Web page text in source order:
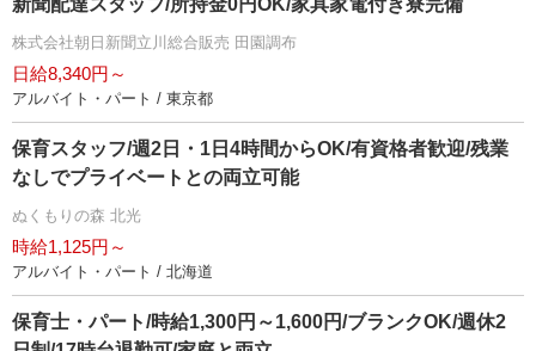
新聞配達スタッフ/所持金0円OK/家具家電付き寮完備
株式会社朝日新聞立川総合販売 田園調布
日給8,340円～
アルバイト・パート / 東京都
保育スタッフ/週2日・1日4時間からOK/有資格者歓迎/残業
なしでプライベートとの両立可能
ぬくもりの森 北光
時給1,125円～
アルバイト・パート / 北海道
保育士・パート/時給1,300円～1,600円/ブランクOK/週休2